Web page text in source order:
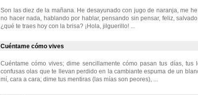
Son las diez de la mañana. He desayunado con jugo de naranja, me
no hacer nada, hablando por hablar, pensando sin pensar, feliz,
¿qué te traes hoy con la brisa? ¡Hola, jilguerillo! ...
Cuéntame cómo vives
Cuéntame cómo vives; dime sencillamente cómo pasan tus días,
confusas olas que te llevan perdido en la cambiante espuma de un
mí, cara a cara; dime tus mentiras (las mías son peores), ...